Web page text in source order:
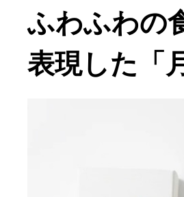
ふわふわの
表現した「